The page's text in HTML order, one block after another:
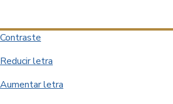
Contraste
Reducir letra
Aumentar letra